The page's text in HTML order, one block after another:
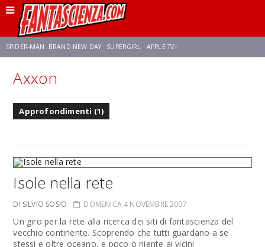
SPIDER-MAN: BRAND NEW DAY SUPERGIRL APPLE TV+
FRANCO RICCIARDIELLO
Axxon
Approfondimenti (1)
Isole nella rete
DI SILVIO SOSIO DOMENICA 4 NOVEMBRE 2007
Un giro per la rete alla ricerca dei siti di fantascienza del
vecchio continente. Scoprendo che tutti guardano a se
stessi e oltre oceano, e poco o niente ai vicini